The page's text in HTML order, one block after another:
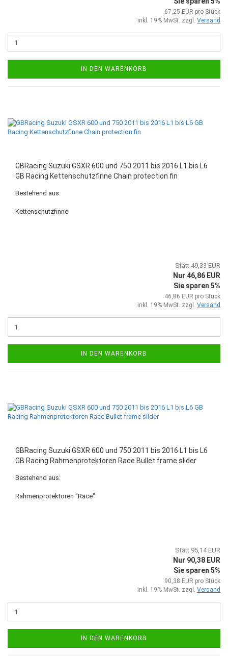
67,25 EUR pro Stück
inkl. 19% MwSt. zzgl. Versand
IN DEN WARENKORB
GBRacing Suzuki GSXR 600 und 750 2011 bis 2016 L1 bis L6
GB Racing Kettenschutzfinne Chain protection fin
Bestehend aus:
Kettenschutzfinne
Statt 49,33 EUR
Nur 46,86 EUR
Sie sparen 5%
46,86 EUR pro Stück
inkl. 19% MwSt. zzgl. Versand
IN DEN WARENKORB
GBRacing Suzuki GSXR 600 und 750 2011 bis 2016 L1 bis L6
GB Racing Rahmenprotektoren Race Bullet frame slider
Bestehend aus:
Rahmenprotektoren "Race"
Statt 95,14 EUR
Nur 90,38 EUR
Sie sparen 5%
90,38 EUR pro Stück
inkl. 19% MwSt. zzgl. Versand
IN DEN WARENKORB